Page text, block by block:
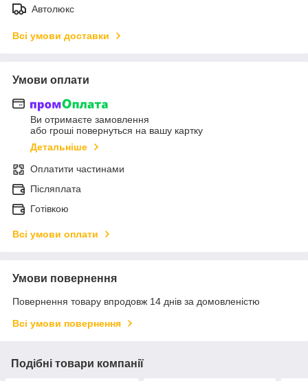
Автолюкс
Всі умови доставки
Умови оплати
Ви отримаєте замовлення
або гроші повернуться на вашу картку
Детальніше
Оплатити частинами
Післяплата
Готівкою
Всі умови оплати
Умови повернення
Повернення товару впродовж 14 днів за домовленістю
Всі умови повернення
Подібні товари компанії